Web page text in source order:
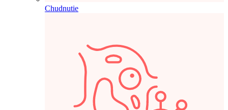
Chudnutie